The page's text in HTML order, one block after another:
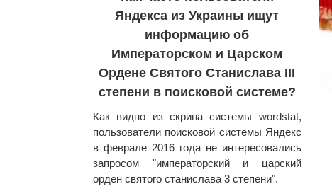
Яндекса из Украины ищут
информацию об
Императорском и Царском
Ордене Святого Станислава III
степени в поисковой системе?
Как видно из скрина системы wordstat,
пользователи поисковой системы Яндекс
в феврале 2016 года не интересовались
запросом "императорский и царский
орден святого станислава 3 степени".